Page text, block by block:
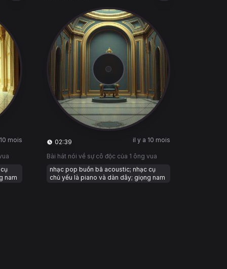
mois
nam
02:39 il y a 10 mois
Bài hát nói về sự cô độc của 1 ông vua
nhạc pop buồn bã acoustic; nhạc cụ
chủ yếu là piano và dàn dây; giọng nam